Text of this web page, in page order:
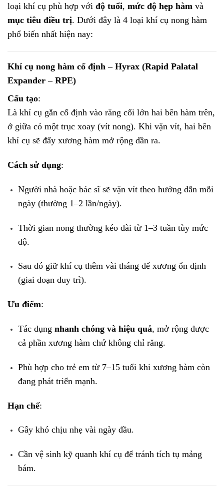
loại khí cụ phù hợp với độ tuổi, mức độ hẹp hàm và
mục tiêu điều trị. Dưới đây là 4 loại khí cụ nong hàm
phổ biến nhất hiện nay:
Khí cụ nong hàm cố định – Hyrax (Rapid Palatal
Expander – RPE)
Cấu tạo:
Là khí cụ gắn cố định vào răng cối lớn hai bên hàm trên,
ở giữa có một trục xoay (vít nong). Khi vặn vít, hai bên
khí cụ sẽ đẩy xương hàm mở rộng dần ra.
Cách sử dụng:
Người nhà hoặc bác sĩ sẽ vặn vít theo hướng dẫn mỗi
ngày (thường 1–2 lần/ngày).
Thời gian nong thường kéo dài từ 1–3 tuần tùy mức
độ.
Sau đó giữ khí cụ thêm vài tháng để xương ổn định
(giai đoạn duy trì).
Ưu điểm:
Tác dụng nhanh chóng và hiệu quả, mở rộng được
cả phần xương hàm chứ không chỉ răng.
Phù hợp cho trẻ em từ 7–15 tuổi khi xương hàm còn
đang phát triển mạnh.
Hạn chế:
Gây khó chịu nhẹ vài ngày đầu.
Cần vệ sinh kỹ quanh khí cụ để tránh tích tụ mảng
bám.